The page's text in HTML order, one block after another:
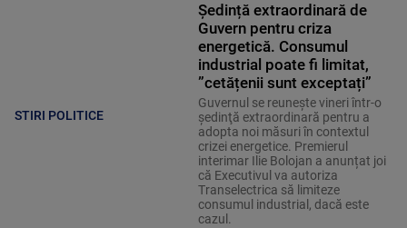
STIRI POLITICE
Ședință extraordinară de
Guvern pentru criza
energetică. Consumul
industrial poate fi limitat,
”cetățenii sunt exceptați”
Guvernul se reuneşte vineri într-o
şedinţă extraordinară pentru a
adopta noi măsuri în contextul
crizei energetice. Premierul
interimar Ilie Bolojan a anunțat joi
că Executivul va autoriza
Transelectrica să limiteze
consumul industrial, dacă este
cazul.